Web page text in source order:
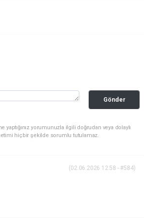
Gönder
yorumunuzla ilgili doğrudan veya dolaylı
hiçbir şekilde sorumlu tutulamaz.
(02.06.2026 12:58 - #584)